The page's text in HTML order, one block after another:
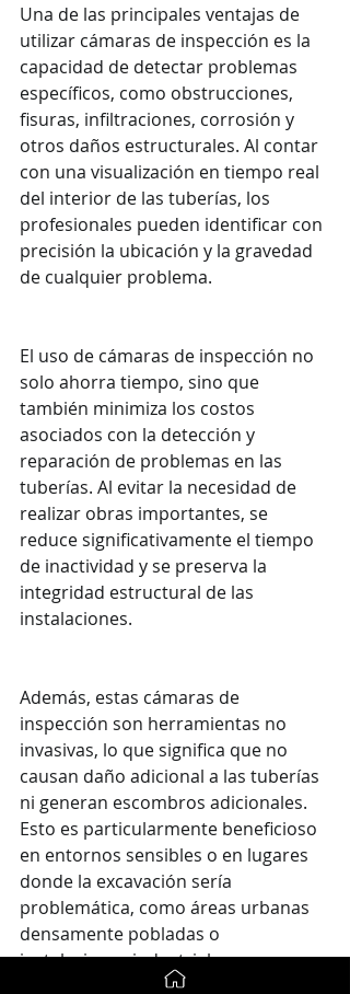
Una de las principales ventajas de
utilizar cámaras de inspección es la
capacidad de detectar problemas
específicos, como obstrucciones,
fisuras, infiltraciones, corrosión y
otros daños estructurales. Al contar
con una visualización en tiempo real
del interior de las tuberías, los
profesionales pueden identificar con
precisión la ubicación y la gravedad
de cualquier problema.
El uso de cámaras de inspección no
solo ahorra tiempo, sino que
también minimiza los costos
asociados con la detección y
reparación de problemas en las
tuberías. Al evitar la necesidad de
realizar obras importantes, se
reduce significativamente el tiempo
de inactividad y se preserva la
integridad estructural de las
instalaciones.
Además, estas cámaras de
inspección son herramientas no
invasivas, lo que significa que no
causan daño adicional a las tuberías
ni generan escombros adicionales.
Esto es particularmente beneficioso
en entornos sensibles o en lugares
donde la excavación sería
problemática, como áreas urbanas
densamente pobladas o
instalaciones industriales con
restricciones operativas.